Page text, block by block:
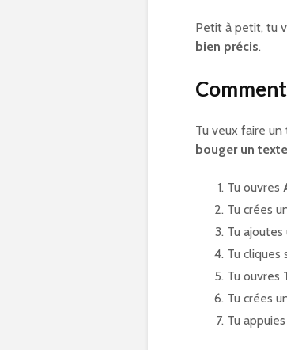
Petit à petit, tu
bien précis.
Tu veux faire
bouger un
Tu ouvres
Tu crées
Tu ajoutes
Tu
Tu ouvres
Tu crées
Tu